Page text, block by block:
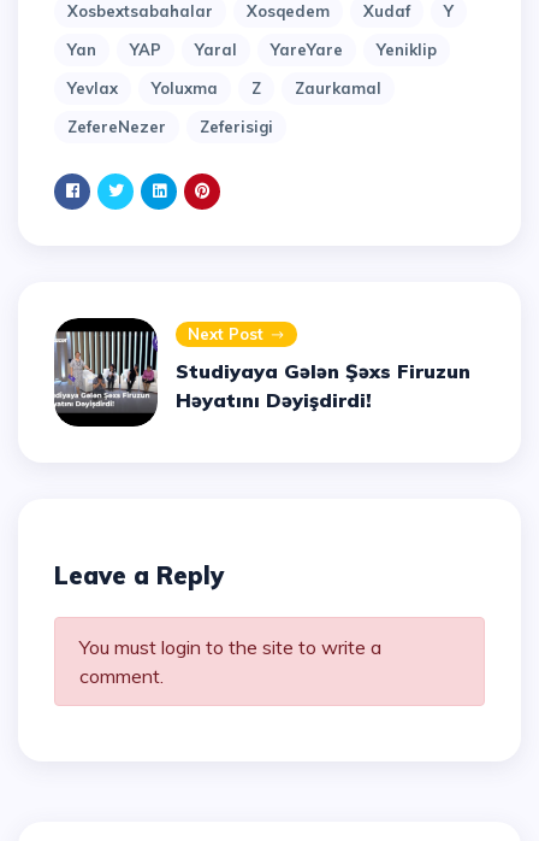
Xosbextsabahalar
Xosqedem Xudaf
Y
Yan
YAP Yaral YareYare
Yeniklip
Yevlax
Yoluxma Z
Zaurkamal
ZefereNezer
Zeferisigi
Next Post
Studiyaya Gələn Şəxs Firuzun
Həyatını Dəyişdirdi!
Leave a Reply
You must login to the site to write a
comment.